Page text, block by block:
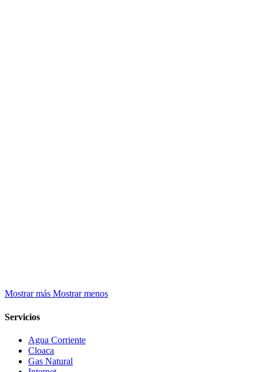
Mostrar más Mostrar menos
Servicios
Agua Corriente
Cloaca
Gas Natural